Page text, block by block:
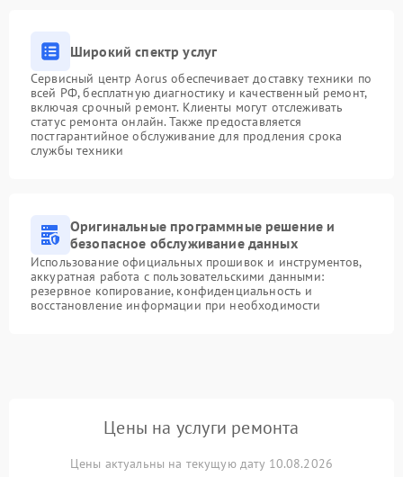
Широкий спектр услуг
Сервисный центр Aorus обеспечивает доставку техники по
всей РФ, бесплатную диагностику и качественный ремонт,
включая срочный ремонт. Клиенты могут отслеживать
статус ремонта онлайн. Также предоставляется
постгарантийное обслуживание для продления срока
службы техники
Оригинальные программные решение и
безопасное обслуживание данных
Использование официальных прошивок и инструментов,
аккуратная работа с пользовательскими данными:
резервное копирование, конфиденциальность и
восстановление информации при необходимости
Цены на услуги ремонта
Цены актуальны на текущую дату 10.08.2026